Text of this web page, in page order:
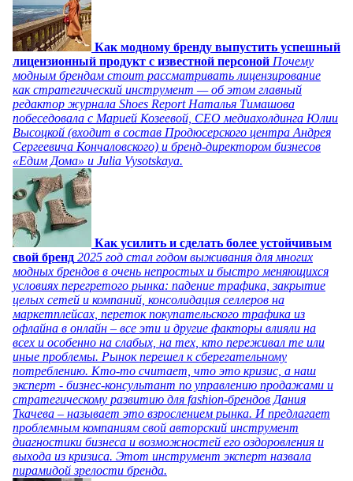
Как модному бренду выпустить успешный
лицензионный продукт с известной персоной Почему
модным брендам стоит рассматривать лицензирование
как стратегический инструмент — об этом главный
редактор журнала Shoes Report Наталья Тимашова
побеседовала с Марией Козеевой, СЕО медиахолдинга Юлии
Высоцкой (входит в состав Продюсерского центра Андрея
Сергеевича Кончаловского) и бренд-директором бизнесов
«Едим Дома» и Julia Vysotskaya.
Как усилить и сделать более устойчивым
свой бренд 2025 год стал годом выживания для многих
модных брендов в очень непростых и быстро меняющихся
условиях перегретого рынка: падение трафика, закрытие
целых сетей и компаний, консолидация селлеров на
маркетплейсах, переток покупательского трафика из
офлайна в онлайн – все эти и другие факторы влияли на
всех и особенно на слабых, на тех, кто переживал те или
иные проблемы. Рынок перешел к сберегательному
потреблению. Кто-то считает, что это кризис, а наш
эксперт - бизнес-консультант по управлению продажами и
стратегическому развитию для fashion-брендов Дания
Ткачева – называет это взрослением рынка. И предлагает
проблемным компаниям свой авторский инструмент
диагностики бизнеса и возможностей его оздоровления и
выхода из кризиса. Этот инструмент эксперт назвала
пирамидой зрелости бренда.